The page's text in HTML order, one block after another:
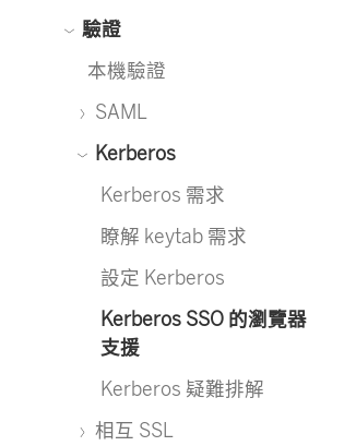
驗證
本機驗證
SAML
Kerberos
Kerberos 需求
瞭解 keytab 需求
設定 Kerberos
Kerberos SSO 的瀏覽器
支援
Kerberos 疑難排解
相互 SSL